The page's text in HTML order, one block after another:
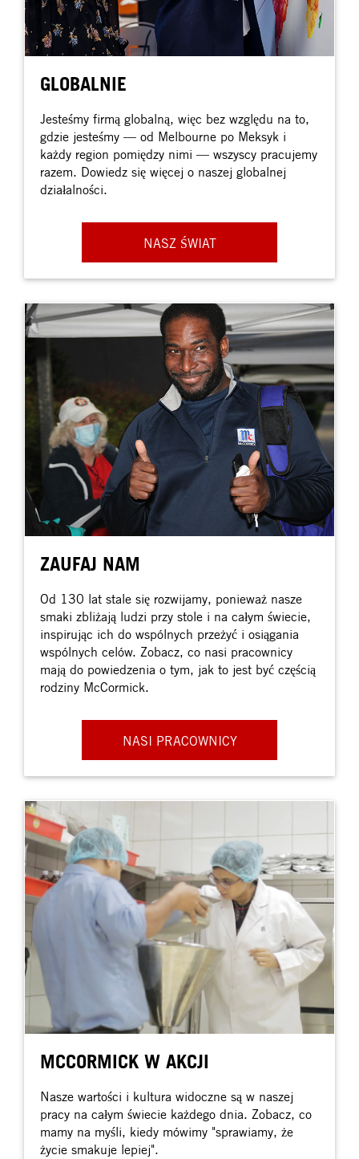
GLOBALNIE
Jesteśmy firmą globalną, więc bez względu na to,
gdzie jesteśmy — od Melbourne po Meksyk i
każdy region pomiędzy nimi — wszyscy pracujemy
razem. Dowiedz się więcej o naszej globalnej
działalności.
NASZ ŚWIAT
ZAUFAJ NAM
Od 130 lat stale się rozwijamy, ponieważ nasze
smaki zbliżają ludzi przy stole i na całym świecie,
inspirując ich do wspólnych przeżyć i osiągania
wspólnych celów. Zobacz, co nasi pracownicy
mają do powiedzenia o tym, jak to jest być częścią
rodziny McCormick.
NASI PRACOWNICY
MCCORMICK W AKCJI
Nasze wartości i kultura widoczne są w naszej
pracy na całym świecie każdego dnia. Zobacz, co
mamy na myśli, kiedy mówimy "sprawiamy, że
życie smakuje lepiej".